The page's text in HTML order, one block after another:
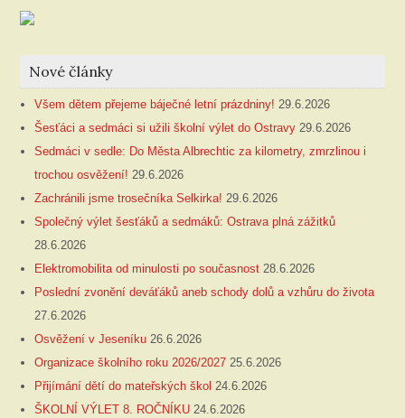
Nové články
Všem dětem přejeme báječné letní prázdniny! 29.6.2026
Šesťáci a sedmáci si užili školní výlet do Ostravy 29.6.2026
Sedmáci v sedle: Do Města Albrechtic za kilometry, zmrzlinou i
trochou osvěžení! 29.6.2026
Zachránili jsme trosečníka Selkirka! 29.6.2026
Společný výlet šesťáků a sedmáků: Ostrava plná zážitků
28.6.2026
Elektromobilita od minulosti po současnost 28.6.2026
Poslední zvonění deváťáků aneb schody dolů a vzhůru do života
27.6.2026
Osvěžení v Jeseníku 26.6.2026
Organizace školního roku 2026/2027 25.6.2026
Přijímání dětí do mateřských škol 24.6.2026
ŠKOLNÍ VÝLET 8. ROČNÍKU 24.6.2026